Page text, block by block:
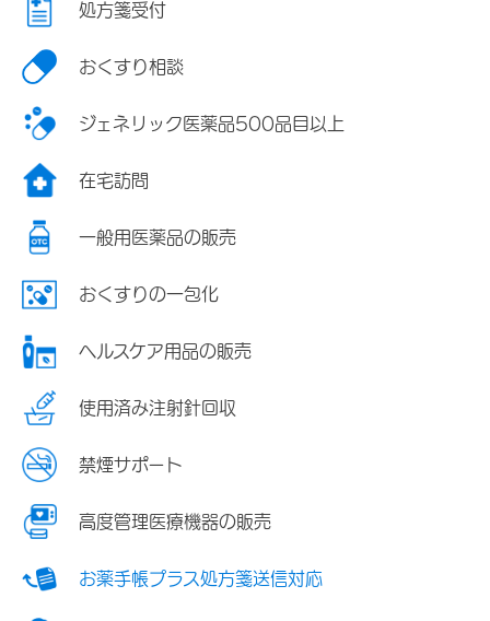
処方箋受付
おくすり相談
ジェネリック医薬品500品目以上
在宅訪問
一般用医薬品の販売
おくすりの一包化
ヘルスケア用品の販売
使用済み注射針回収
禁煙サポート
高度管理医療機器の販売
お薬手帳プラス処方箋送信対応